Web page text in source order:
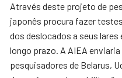
Através deste projeto de
japonês procura fazer
dos deslocados a seus lares
longo prazo. A AIEA
pesquisadores de Belarus,